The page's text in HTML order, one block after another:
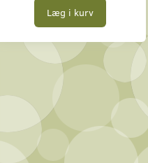
Læg i kurv